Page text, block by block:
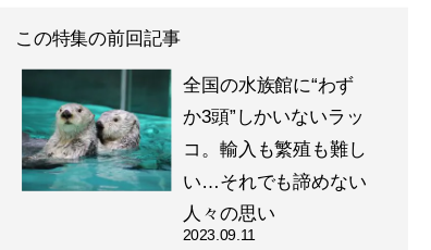
この特集の前回記事
全国の水族館に“わず
か3頭”しかいないラッ
コ。輸入も繁殖も難し
い…それでも諦めない
人々の思い
2023.09.11